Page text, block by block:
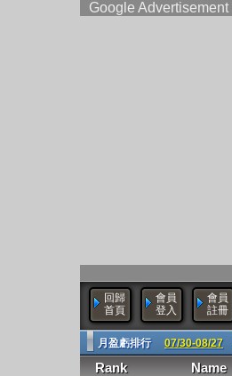
Google Advertisement
回歸
首頁
會員
登入
會員
註冊
月盈虧排行 07/30-08/27
Rank Name